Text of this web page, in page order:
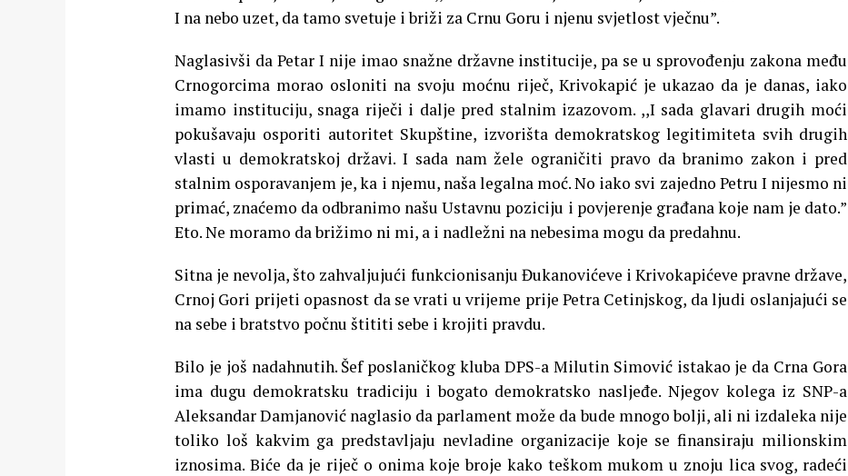
I na nebo uzet, da tamo svetuje i briži za Crnu Goru i njenu svjetlost vječnu”.
Naglasivši da Petar I nije imao snažne državne institucije, pa se u sprovođenju zakona među
Crnogorcima morao osloniti na svoju moćnu riječ, Krivokapić je ukazao da je danas, iako
imamo instituciju, snaga riječi i dalje pred stalnim izazovom. ,,I sada glavari drugih moći
pokušavaju osporiti autoritet Skupštine, izvorišta demokratskog legitimiteta svih drugih
vlasti u demokratskoj državi. I sada nam žele ograničiti pravo da branimo zakon i pred
stalnim osporavanjem je, ka i njemu, naša legalna moć. No iako svi zajedno Petru I nijesmo ni
primać, znaćemo da odbranimo našu Ustavnu poziciju i povjerenje građana koje nam je dato.”
Eto. Ne moramo da brižimo ni mi, a i nadležni na nebesima mogu da predahnu.
Sitna je nevolja, što zahvaljujući funkcionisanju Đukanovićeve i Krivokapićeve pravne države,
Crnoj Gori prijeti opasnost da se vrati u vrijeme prije Petra Cetinjskog, da ljudi oslanjajući se
na sebe i bratstvo počnu štititi sebe i krojiti pravdu.
Bilo je još nadahnutih. Šef poslaničkog kluba DPS-a Milutin Simović istakao je da Crna Gora
ima dugu demokratsku tradiciju i bogato demokratsko nasljeđe. Njegov kolega iz SNP-a
Aleksandar Damjanović naglasio da parlament može da bude mnogo bolji, ali ni izdaleka nije
toliko loš kakvim ga predstavljaju nevladine organizacije koje se finansiraju milionskim
iznosima. Biće da je riječ o onima koje broje kako teškom mukom u znoju lica svog, radeći